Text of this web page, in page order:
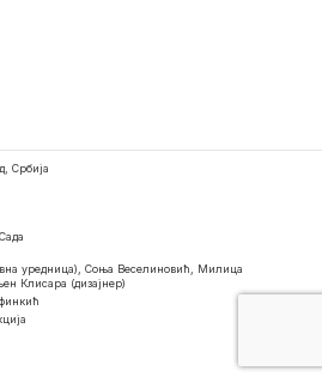
Србија
уредница), Соња Веселиновић, Милица
Клисара (дизајнер)